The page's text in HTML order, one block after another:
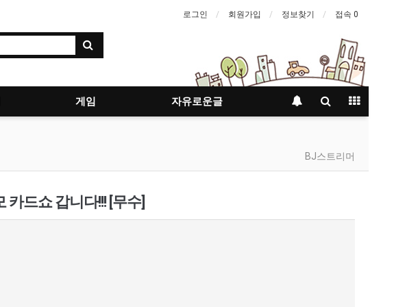
로그인 회원가입 정보찾기 접속 0
게임 자유로운글
BJ스트리머
드쇼 갑니다!!! [무수]